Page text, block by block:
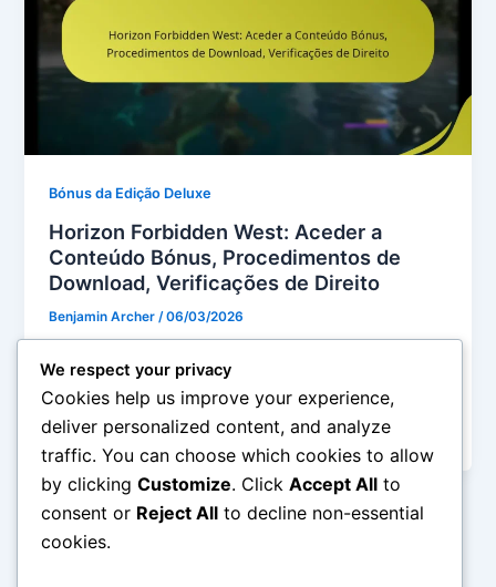
Bónus da Edição Deluxe
Horizon Forbidden West: Aceder a
Conteúdo Bónus, Procedimentos de
Download, Verificações de Direito
Benjamin Archer/06/03/2026
conteúdo adicional emocionante, especialmente
para aqueles que adquiriram a Edição Deluxe ou pré-
encomendaram o
We respect your privacy
Cookies help us improve your experience,
deliver personalized content, and analyze
traffic. You can choose which cookies to allow
by clicking Customize. Click Accept All to
consent or Reject All to decline non-essential
cookies.